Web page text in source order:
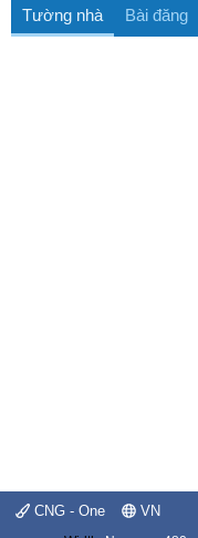
Tường nhà Bài đăng
CNG - One VN